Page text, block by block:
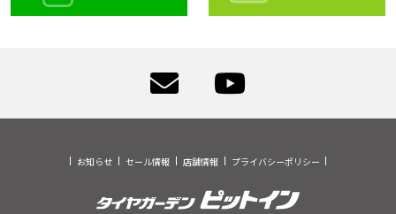
お知らせ セール情報 店舗情報 プライバシーポリシー